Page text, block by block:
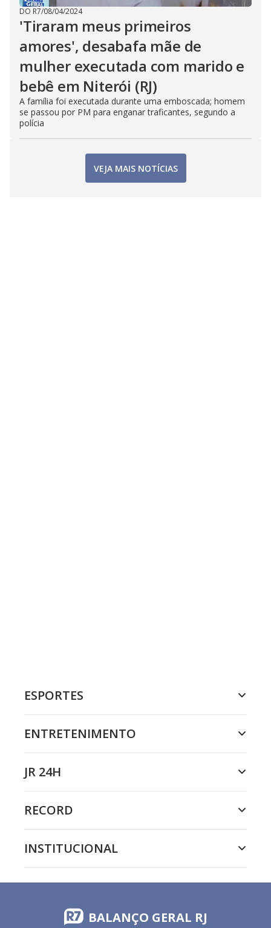
DO R7/08/04/2024
'Tiraram meus primeiros
amores', desabafa mãe de
mulher executada com marido e
bebê em Niterói (RJ)
A família foi executada durante uma emboscada; homem
se passou por PM para enganar traficantes, segundo a
polícia
VEJA MAIS NOTÍCIAS
ESPORTES
ENTRETENIMENTO
JR 24H
RECORD
INSTITUCIONAL
BALANÇO GERAL RJ